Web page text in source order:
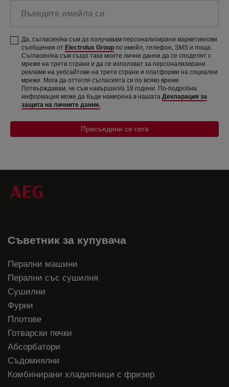
имейла
си
Да, съгласен/на съм да получавам персонализирани маркетингови
съобщения от Electrolux Group по имейл, телефон, SMS и поща.
Съгласен/на съм също така моите лични данни да се споделят с
мрежи на трети страни и да се използват за персонализирани
реклами на уебсайтове на трети страни и платформи на социални
мрежи. Мога да оттегля съгласията си по всяко време.
Потвърждавам, че съм навършил/а 18 години. По-подробна
информация може да бъде намерена в нашата Декларация за
защита на личните данни.
Присъедини се сега
Съветник за купувача
Перални машини
Перални със сушилня
Сушилни
Фурни
Плотове
Готварски печки
Абсорбатори
Съдомиялни
Комбинирани хладилници с фризер